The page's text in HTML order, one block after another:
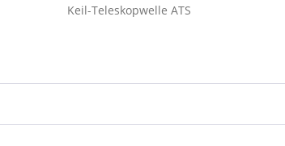
Keil-Teleskopwelle ATS